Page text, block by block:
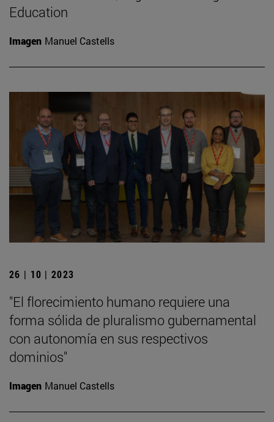
Education
Imagen Manuel Castells
26 | 10 | 2023
"El florecimiento humano requiere una
forma sólida de pluralismo gubernamental
con autonomía en sus respectivos
dominios"
Imagen Manuel Castells